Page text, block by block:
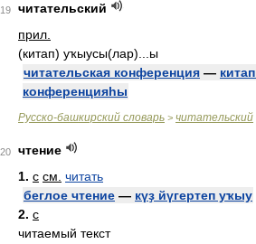
19
читательский
прил.
(китап) уҡыусы(лар)...ы
читательская конференция —
конференцияһы
Русско-башкирский словарь > читательский
20
чтение
1. с см. читать
беглое чтение — күҙ йүгертеп уҡыу
2. с
читаемый текст